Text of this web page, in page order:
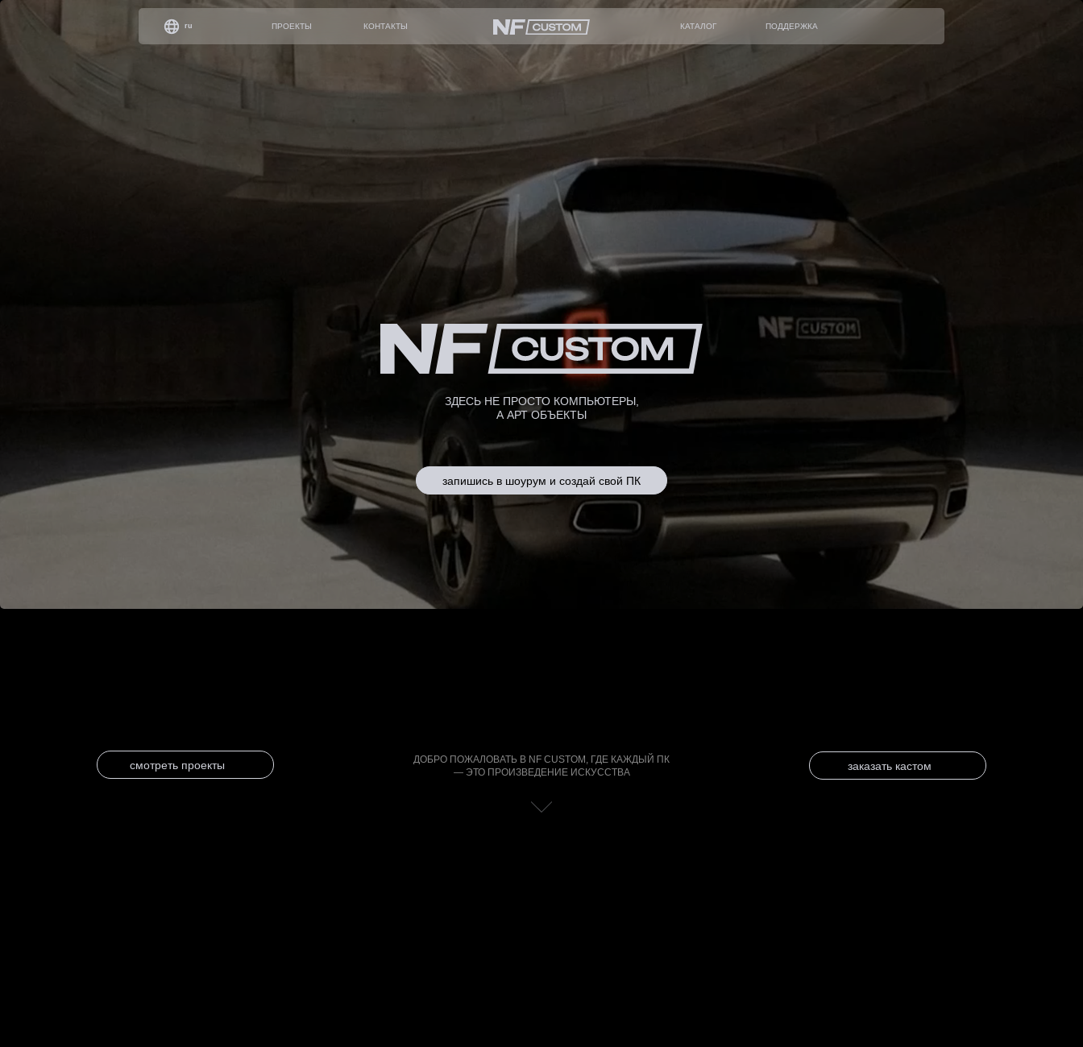
ПОДДЕРЖКА
КАТАЛОГ
КОНТАКТЫ
ПРОЕКТЫ
ru
ДОБРО ПОЖАЛОВАТЬ В NF CUSTOM, ГДЕ КАЖДЫЙ ПК
— ЭТО ПРОИЗВЕДЕНИЕ ИСКУССТВА
ЗДЕСЬ НЕ ПРОСТО КОМПЬЮТЕРЫ,
А АРТ ОБЪЕКТЫ
заказать кастом
запишись в шоурум и создай свой ПК
смотреть проекты